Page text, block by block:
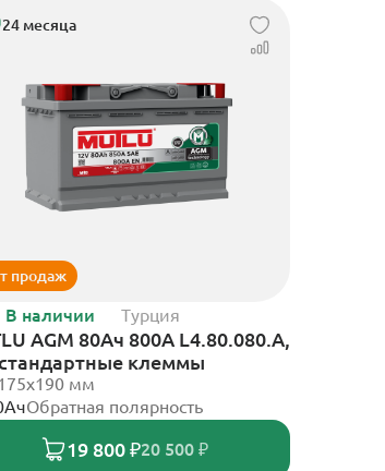
24 месяца
продаж
В наличии Турция
AGM 80Ач 800A L4.80.080.A,
клеммы
мм
Обратная полярность
19 800 ₽20 500 ₽